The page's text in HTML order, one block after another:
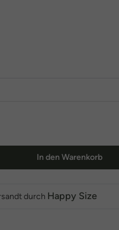
In den Warenkorb
durch Happy Size